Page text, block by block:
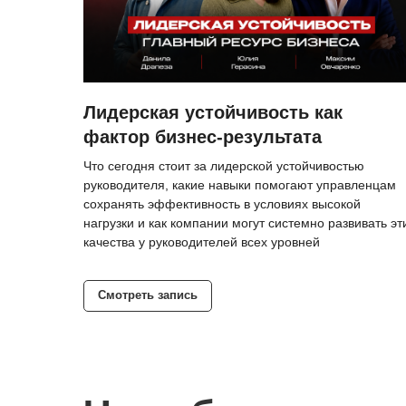
Лидерская устойчивость как
фактор бизнес-результата
Что сегодня стоит за лидерской устойчивостью
руководителя, какие навыки помогают управленцам
сохранять эффективность в условиях высокой
нагрузки и как компании могут системно развивать
качества у руководителей всех уровней
Смотреть запись